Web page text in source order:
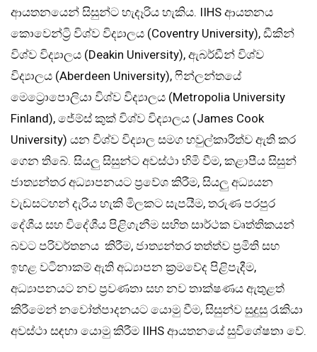
ආයතනයෙන් සිසුන්ට හැදෑරිය හැකිය. IIHS ආයතනය
කොවෙන්ට්‍රි විශ්ව විද්‍යාලය (Coventry University), ඩීකින්
විශ්ව විද්‍යාලය (Deakin University), ඇබර්ඩීන් විශ්ව
විද්‍යාලය (Aberdeen University), ෆින්ලන්තයේ
මෙට්‍රොපොලියා විශ්ව විද්‍යාලය (Metropolia University
Finland), ජේම්ස් කුක් විශ්ව විද්‍යාලය (James Cook
University) යන විශ්ව විද්‍යාල සමග හවුල්කාරීත්ව ඇති කර
ගෙන තිබේ. සියලු සිසුන්ට අවස්ථා හිමි වීම, කළාපීය සිසුන්
ජාත්‍යන්තර අධ්‍යාපනයට ප්‍රවේශ කිරීම, සියලු අධ්‍යයන
වැඩසටහන් දැරිය හැකි මිලකට සැපයීම, තරුණ පරපුර
දේශීය සහ විදේශීය පිළිගැනීම සහිත සාර්ථක වෘත්තිකයන්
බවට පරිවර්තනය කිරීම, ජාත්‍යන්තර තත්ත්ව ප්‍රමිති සහ
ඉහළ වටිනාකම් ඇති අධ්‍යාපන ක්‍රමවේද පිළිපැදීම,
අධ්‍යාපනයට නව ප්‍රවණතා සහ නව තාක්ෂණය ඇතුළත්
කිරීමෙන් නවෝත්පාදනයට යොමු වීම, සිසුන්ව සුදුසු රැකියා
අවස්ථා සඳහා යොමු කිරීම IIHS ආයතනයේ සුවිශේෂතා වේ.